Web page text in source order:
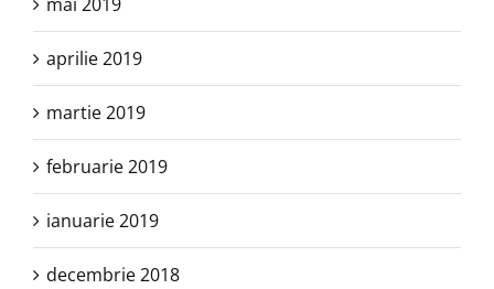
aprilie 2019
martie 2019
februarie 2019
ianuarie 2019
decembrie 2018